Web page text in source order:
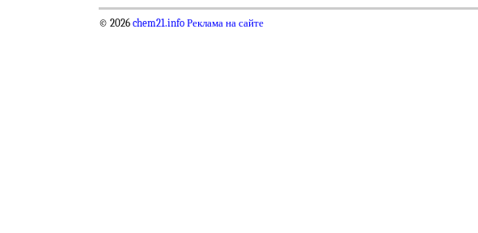
© 2026 chem21.info Реклама на сайте